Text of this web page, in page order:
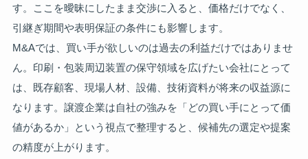
す。ここを曖昧にしたまま交渉に入ると、価格だけでなく、
引継ぎ期間や表明保証の条件にも影響します。
M&Aでは、買い手が欲しいのは過去の利益だけではありませ
ん。印刷・包装周辺装置の保守領域を広げたい会社にとって
は、既存顧客、現場人材、設備、技術資料が将来の収益源に
なります。譲渡企業は自社の強みを「どの買い手にとって価
値があるか」という視点で整理すると、候補先の選定や提案
の精度が上がります。